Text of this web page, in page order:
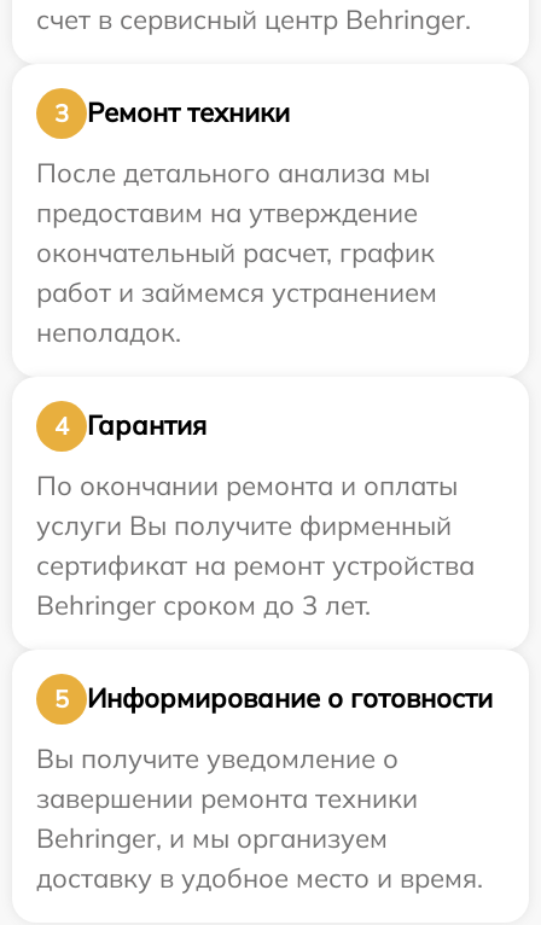
счет в сервисный центр Behringer.
3
Ремонт техники
После детального анализа мы
предоставим на утверждение
окончательный расчет, график
работ и займемся устранением
неполадок.
4
Гарантия
По окончании ремонта и оплаты
услуги Вы получите фирменный
сертификат на ремонт устройства
Behringer сроком до 3 лет.
5
Информирование о готовности
Вы получите уведомление о
завершении ремонта техники
Behringer, и мы организуем
доставку в удобное место и время.